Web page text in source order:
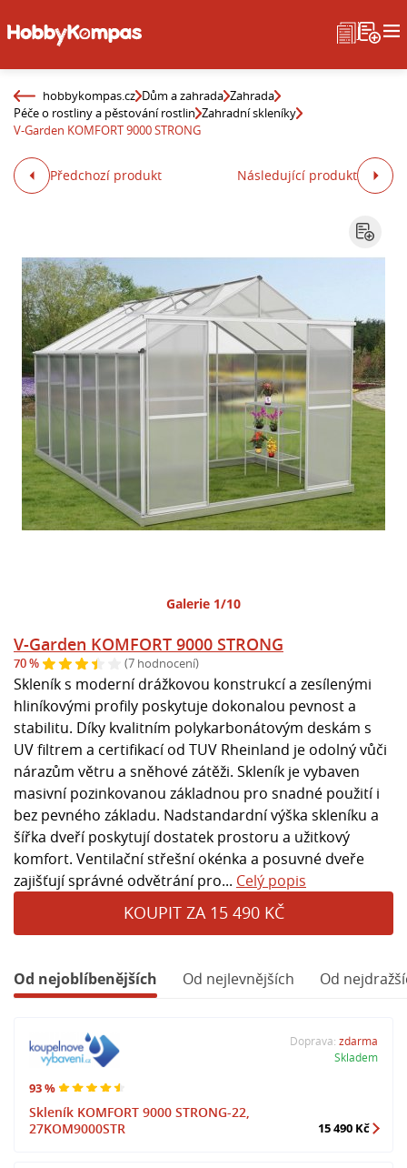
hobbykompas.cz Dům a zahrada Zahrada
Péče o rostliny a pěstování rostlin Zahradní skleníky
V-Garden KOMFORT 9000 STRONG
Předchozí produkt Následující produkt
Galerie 1/10
V-Garden KOMFORT 9000 STRONG
70 % (7 hodnocení)
Skleník s moderní drážkovou konstrukcí a zesílenými
hliníkovými profily poskytuje dokonalou pevnost a
stabilitu. Díky kvalitním polykarbonátovým deskám s
UV filtrem a certifikací od TUV Rheinland je odolný vůči
nárazům větru a sněhové zátěži. Skleník je vybaven
masivní pozinkovanou základnou pro snadné použití i
bez pevného základu. Nadstandardní výška skleníku a
šířka dveří poskytují dostatek prostoru a užitkový
komfort. Ventilační střešní okénka a posuvné dveře
zajišťují správné odvětrání pro... Celý popis
KOUPIT ZA 15 490 KČ
Od nejoblíbenějších Od nejlevnějších Od
93 %
Skleník KOMFORT 9000 STRONG-22,
27KOM9000STR
Doprava: zdarma
Skladem
15 490 Kč